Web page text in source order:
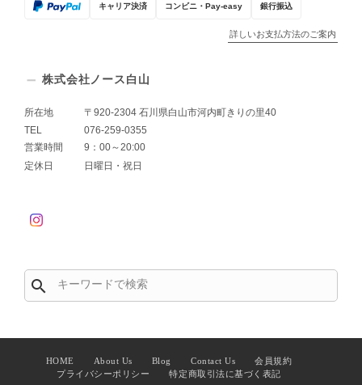
キャリア決済 コンビニ・Pay-easy 銀行振込
詳しいお支払方法のご案内
株式会社ノース白山
所在地
〒920-2304 石川県白山市河内町きりの里40
TEL
076-259-0355
営業時間
9：00～20:00
定休日
日曜日・祝日
search
HOME About Us Blog Contact Us
会員規約
プライバシーポリシー
特定商取引法に基づく表記